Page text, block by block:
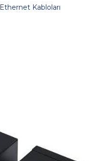
Ethernet Kabloları